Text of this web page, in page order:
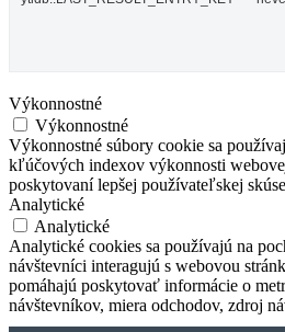
Výkonnostné
Výkonnostné
Výkonnostné súbory cookie sa
kľúčových indexov výkonnosti
poskytovaní lepšej používateľskej
Analytické
Analytické
Analytické cookies sa používajú na
návštevníci interagujú s webovou
pomáhajú poskytovať informácie o
návštevníkov, miera odchodov, zdroj